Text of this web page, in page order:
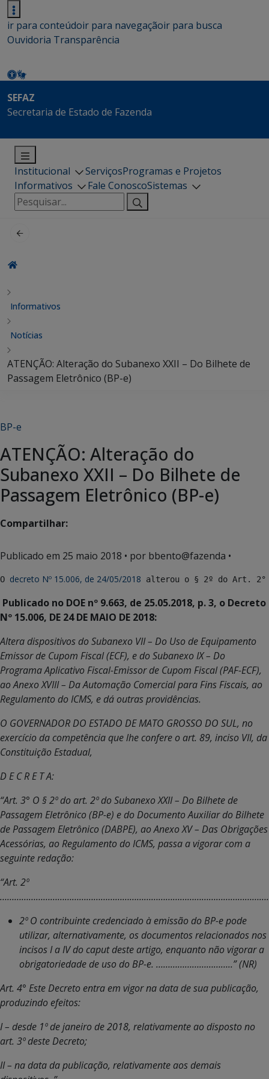
ir para conteúdoir para navegaçãoir para busca
Ouvidoria Transparência
SEFAZ
Secretaria de Estado de Fazenda
Institucional ServiçosProgramas e Projetos
Informativos
Fale ConoscoSistemas
Pesquisar
por:
Informativos
Notícias
ATENÇÃO: Alteração do Subanexo XXII – Do Bilhete de
Passagem Eletrônico (BP-e)
BP-e
ATENÇÃO: Alteração do
Subanexo XXII – Do Bilhete de
Passagem Eletrônico (BP-e)
Compartilhar:
Publicado em 25 maio 2018 • por bbento@fazenda •
O decreto Nº 15.006, de 24/05/2018 alterou o § 2º do Art. 2°
Publicado no DOE nº 9.663, de 25.05.2018, p. 3, o Decreto
Nº 15.006, DE 24 DE MAIO DE 2018:
Altera dispositivos do Subanexo VII – Do Uso de Equipamento
Emissor de Cupom Fiscal (ECF), e do Subanexo IX – Do
Programa Aplicativo Fiscal-Emissor de Cupom Fiscal (PAF-ECF),
ao Anexo XVIII – Da Automação Comercial para Fins Fiscais, ao
Regulamento do ICMS, e dá outras providências.
O GOVERNADOR DO ESTADO DE MATO GROSSO DO SUL, no
exercício da competência que lhe confere o art. 89, inciso VII, da
Constituição Estadual,
D E C R E T A:
“Art. 3° O § 2º do art. 2º do Subanexo XXII – Do Bilhete de
Passagem Eletrônico (BP-e) e do Documento Auxiliar do Bilhete
de Passagem Eletrônico (DABPE), ao Anexo XV – Das Obrigações
Acessórias, ao Regulamento do ICMS, passa a vigorar com a
seguinte redação:
“Art. 2º
2º O contribuinte credenciado à emissão do BP-e pode
utilizar, alternativamente, os documentos relacionados nos
incisos I a IV do caput deste artigo, enquanto não vigorar a
obrigatoriedade de uso do BP-e. …………………………..” (NR)
Art. 4° Este Decreto entra em vigor na data de sua publicação,
produzindo efeitos:
I – desde 1º de janeiro de 2018, relativamente ao disposto no
art. 3º deste Decreto;
II – na data da publicação, relativamente aos demais